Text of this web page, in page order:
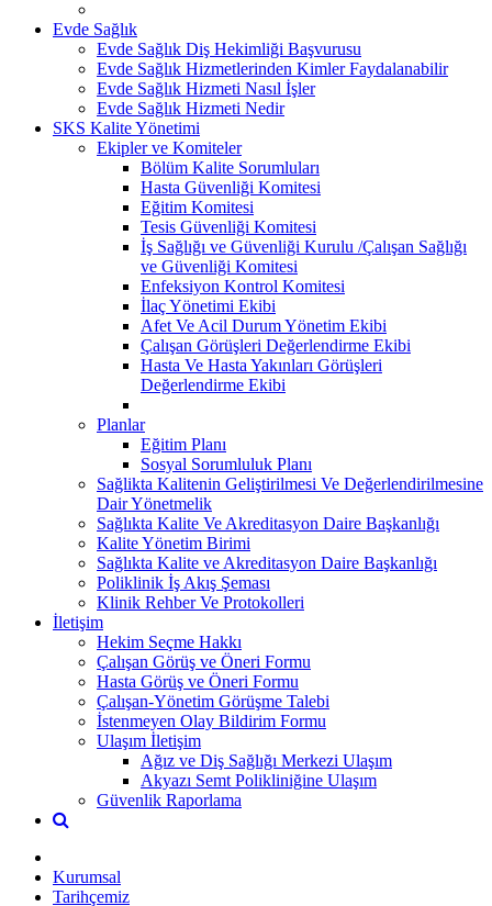
Evde Sağlık
Evde Sağlık Diş Hekimliği Başvurusu
Evde Sağlık Hizmetlerinden Kimler Faydalanabilir
Evde Sağlık Hizmeti Nasıl İşler
Evde Sağlık Hizmeti Nedir
SKS Kalite Yönetimi
Ekipler ve Komiteler
Bölüm Kalite Sorumluları
Hasta Güvenliği Komitesi
Eğitim Komitesi
Tesis Güvenliği Komitesi
İş Sağlığı ve Güvenliği Kurulu /Çalışan Sağlığı
ve Güvenliği Komitesi
Enfeksiyon Kontrol Komitesi
İlaç Yönetimi Ekibi
Afet Ve Acil Durum Yönetim Ekibi
Çalışan Görüşleri Değerlendirme Ekibi
Hasta Ve Hasta Yakınları Görüşleri
Değerlendirme Ekibi
Planlar
Eğitim Planı
Sosyal Sorumluluk Planı
Sağlikta Kalitenin Geliştirilmesi Ve Değerlendirilmesine
Dair Yönetmelik
Sağlıkta Kalite Ve Akreditasyon Daire Başkanlığı​
Kalite Yönetim Birimi
Sağlıkta Kalite ve Akreditasyon Daire Başkanlığı
Poliklinik İş Akış Şeması
Klinik Rehber Ve Protokolleri
İletişim
Hekim Seçme Hakkı
Çalışan Görüş ve Öneri Formu
Hasta Görüş ve Öneri Formu
Çalışan-Yönetim Görüşme Talebi
İstenmeyen Olay Bildirim Formu
Ulaşım İletişim
Ağız ve Diş Sağlığı Merkezi Ulaşım
Akyazı Semt Polikliniğine Ulaşım
Güvenlik Raporlama
Kurumsal
Tarihçemiz